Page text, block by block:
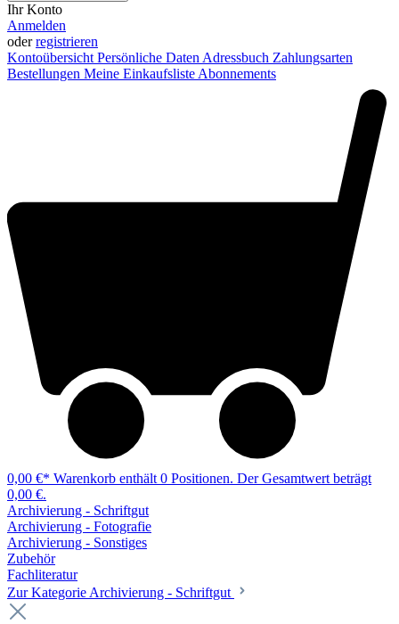
Ihr Konto
Anmelden
oderregistrieren
Kontoübersicht Persönliche Daten Adressbuch Zahlungsarten
Bestellungen Meine Einkaufsliste Abonnements
0,00 €* Warenkorb enthält 0 Positionen. Der Gesamtwert beträgt
0,00 €.
Archivierung - Schriftgut
Archivierung - Fotografie
Archivierung - Sonstiges
Zubehör
Fachliteratur
Zur Kategorie Archivierung - Schriftgut